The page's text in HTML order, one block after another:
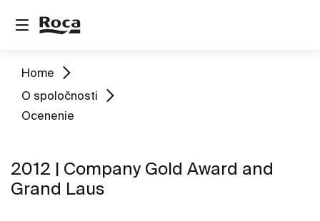
Home
O spoločnosti
Ocenenie
2012 | Company Gold Award and
Grand Laus